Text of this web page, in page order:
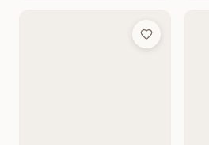
Add to Wish